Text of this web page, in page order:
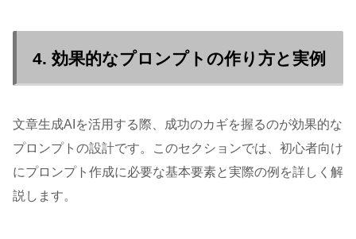
4. 効果的なプロンプトの作り方と実例
文章生成AIを活用する際、成功のカギを握るのが効果的な
プロンプトの設計です。このセクションでは、初心者向け
にプロンプト作成に必要な基本要素と実際の例を詳しく解
説します。